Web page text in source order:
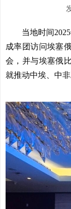
当地时间
成率团访问埃塞
会，并与埃塞俄
就推动中埃、中